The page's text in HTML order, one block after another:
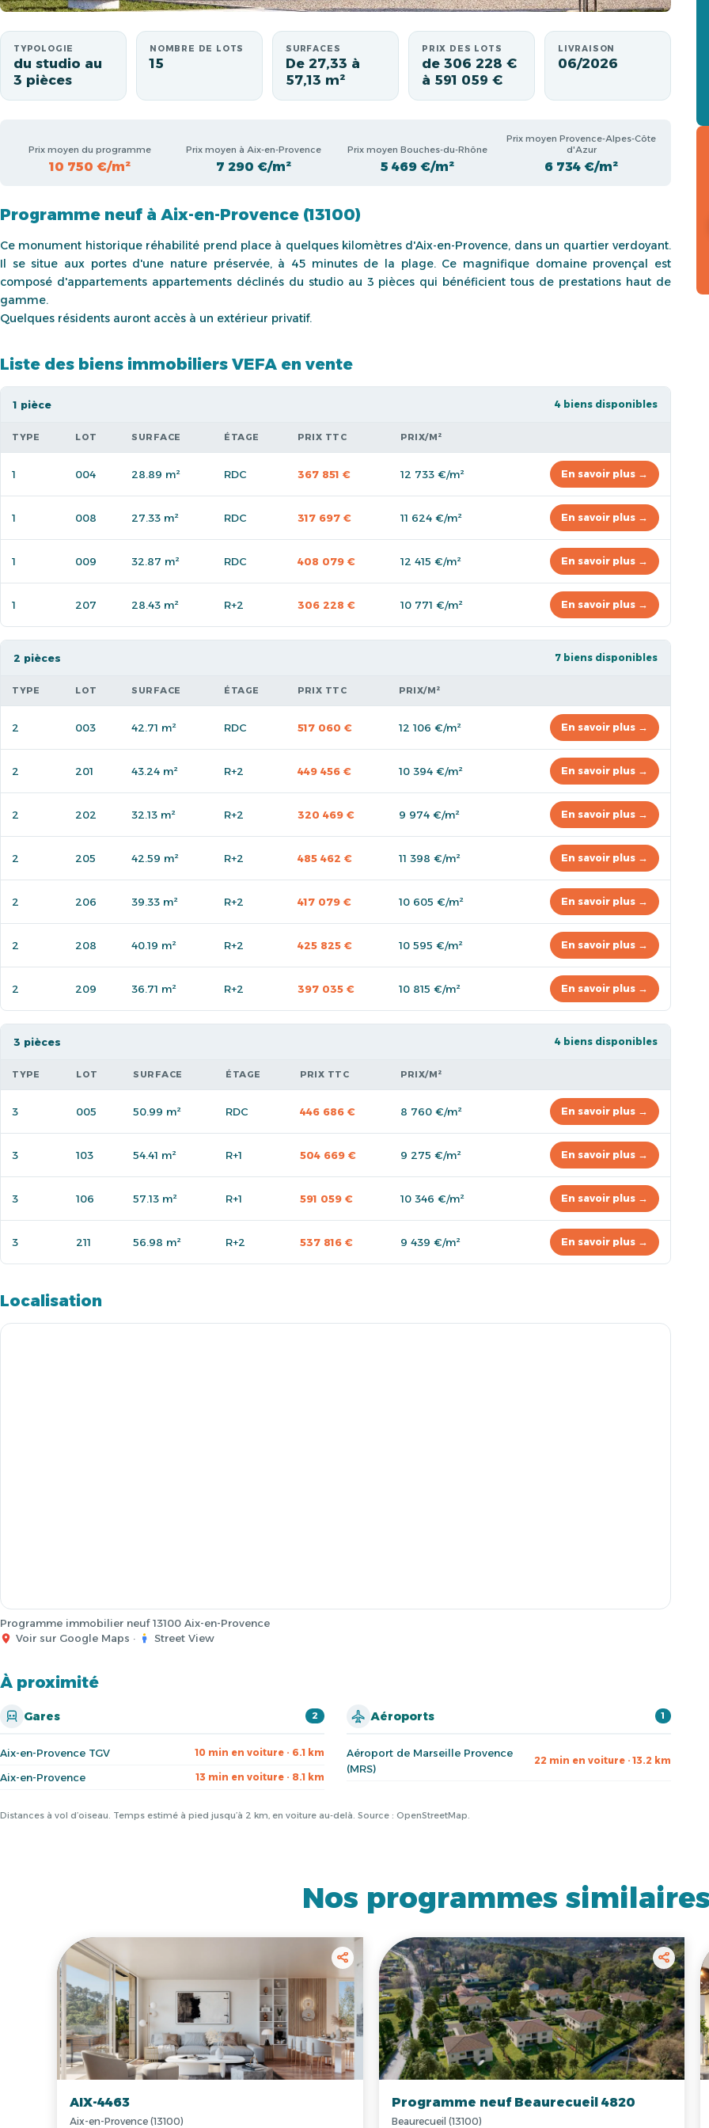
TYPOLOGIE
du studio au
3 pièces
NOMBRE DE LOTS
15
SURFACES
De 27,33 à
57,13 m²
PRIX DES LOTS
de 306 228 €
à 591 059 €
LIVRAISON
06/2026
Prix moyen du programme
10 750 €/m²
Prix moyen à Aix-en-Provence
7 290 €/m²
Prix moyen Bouches-du-Rhône
5 469 €/m²
Prix moyen Provence-Alpes-Côte
d'Azur
6 734 €/m²
Programme neuf à Aix-en-Provence (13100)
Ce monument historique réhabilité prend place à quelques kilomètres d'Aix-en-Provence, dans un quartier verdoyant.
Il se situe aux portes d'une nature préservée, à 45 minutes de la plage. Ce magnifique domaine provençal est
composé d'appartements appartements déclinés du studio au 3 pièces qui bénéficient tous de prestations haut de
gamme.
Quelques résidents auront accès à un extérieur privatif.
Liste des biens immobiliers VEFA en vente
1 pièce 4 biens disponibles
TYPE LOT SURFACE ÉTAGE PRIX TTC PRIX/M²
1 004 28.89 m² RDC 367 851 € 12 733 €/m² En savoir plus →
1 008 27.33 m² RDC 317 697 € 11 624 €/m² En savoir plus →
1 009 32.87 m² RDC 408 079 € 12 415 €/m² En savoir plus →
1 207 28.43 m² R+2 306 228 € 10 771 €/m² En savoir plus →
2 pièces 7 biens disponibles
TYPE LOT SURFACE ÉTAGE PRIX TTC PRIX/M²
2 003 42.71 m² RDC 517 060 € 12 106 €/m² En savoir plus →
2 201 43.24 m² R+2 449 456 € 10 394 €/m² En savoir plus →
2 202 32.13 m² R+2 320 469 € 9 974 €/m² En savoir plus →
2 205 42.59 m² R+2 485 462 € 11 398 €/m² En savoir plus →
2 206 39.33 m² R+2 417 079 € 10 605 €/m² En savoir plus →
2 208 40.19 m² R+2 425 825 € 10 595 €/m² En savoir plus →
2 209 36.71 m² R+2 397 035 € 10 815 €/m² En savoir plus →
3 pièces 4 biens disponibles
TYPE LOT SURFACE ÉTAGE PRIX TTC PRIX/M²
3 005 50.99 m² RDC 446 686 € 8 760 €/m² En savoir plus →
3 103 54.41 m² R+1 504 669 € 9 275 €/m² En savoir plus →
3 106 57.13 m² R+1 591 059 € 10 346 €/m² En savoir plus →
3 211 56.98 m² R+2 537 816 € 9 439 €/m² En savoir plus →
Localisation
Programme immobilier neuf 13100 Aix-en-Provence
Voir sur Google Maps · Street View
À proximité
Gares 2
Aix-en-Provence TGV 10 min en voiture · 6.1 km
Aix-en-Provence 13 min en voiture · 8.1 km
Aéroports 1
Aéroport de Marseille Provence
(MRS)
22 min en voiture · 13.2 km
Distances à vol d’oiseau. Temps estimé à pied jusqu’à 2 km, en voiture au-delà. Source : OpenStreetMap.
Nos programmes
AIX-4463
Aix-en-Provence (13100)
Programme neuf Beaurecueil 4820
Beaurecueil (13100)